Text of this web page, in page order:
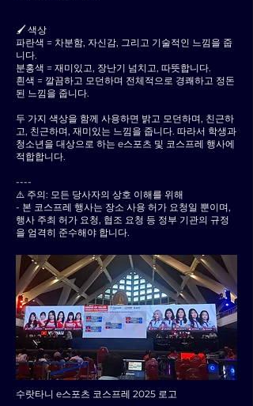
🖌 색상
파란색 = 차분함, 자신감, 그리고 기술적인 느낌을 줍
니다.
분홍색 = 재미있고, 장난기 넘치고, 따뜻합니다.
흰색 = 깔끔하고 모던하며 전체적으로 경쾌하고 정돈
된 느낌을 줍니다.
두 가지 색상을 함께 사용하면 밝고 모던하며, 친근하
고, 친근하며, 재미있는 느낌을 줍니다. 따라서 학생과
청소년을 대상으로 하는 e스포츠 및 코스프레 행사에
적합합니다.
----
⚠️ 주의: 모든 당사자의 상호 이해를 위해
- 본 코스프레 행사는 장소 사용 허가 요청일 뿐이며,
행사 주최 허가 요청, 협조 요청 등 정부 기관의 규정
을 엄격히 준수해야 합니다.
수랏타니 e스포츠 코스프레 2025 로고